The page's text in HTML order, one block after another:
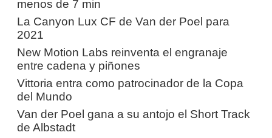
menos de 7 min
La Canyon Lux CF de Van der Poel para
2021
New Motion Labs reinventa el engranaje
entre cadena y piñones
Vittoria entra como patrocinador de la Copa
del Mundo
Van der Poel gana a su antojo el Short Track
de Albstadt